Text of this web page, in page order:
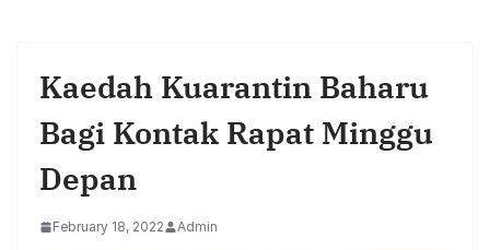
Kaedah Kuarantin Baharu
Bagi Kontak Rapat Minggu
Depan
February 18, 2022 Admin